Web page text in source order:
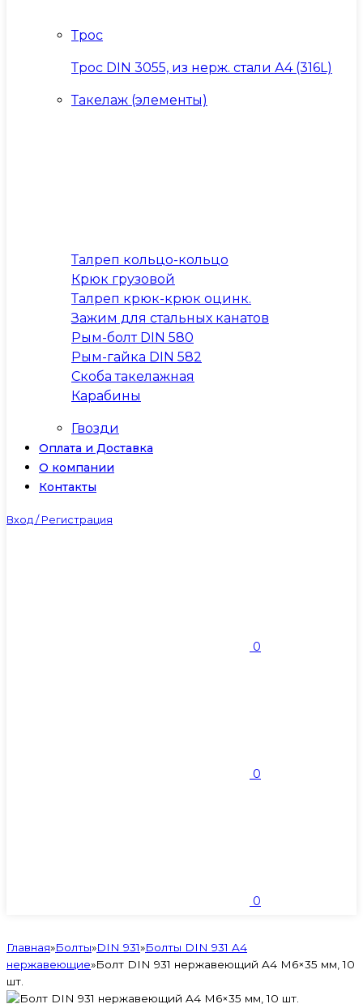
Трос
Трос DIN 3055, из нерж. стали А4 (316L)
Такелаж (элементы)
Талреп кольцо-кольцо
Крюк грузовой
Талреп крюк-крюк оцинк.
Зажим для стальных канатов
Рым-болт DIN 580
Рым-гайка DIN 582
Скоба такелажная
Карабины
Гвозди
Оплата и Доставка
О компании
Контакты
Вход / Регистрация
0
0
0
Главная»Болты»DIN 931»Болты DIN 931 A4
нержавеющие»Болт DIN 931 нержавеющий A4 М6×35 мм, 10
шт.